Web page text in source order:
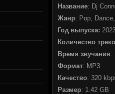
Название: Dj
Жанр: Pop,
Год выпуска:
Количество
Время звучания:
Формат: MP3
Качество: 320
Размер: 1.42 GB